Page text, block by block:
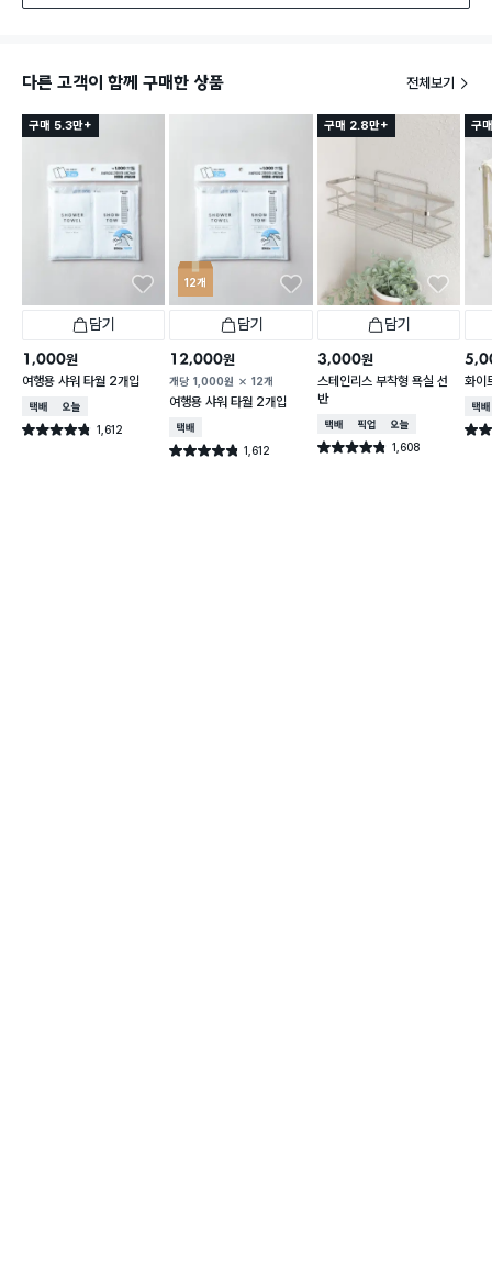
다른 고객이 함께 구매한 상품 전체보기
구매 5.3만+
담기
1,000원
여행용 샤워 타월 2개입
택배배송오늘배송
별점 4.8점 1,612
건 작성
12개
담기
12,000원
개당 1,000원 12개
여행용 샤워 타월 2개입
택배배송
별점 4.8점 1,612
건 작성
구매 2.8만+
담기
3,000원
스테인리스 부착형 욕실 선
반
택배배송매장픽업오늘배송
별점 4.8점 1,608
건 작성
구
화이
택배
별점